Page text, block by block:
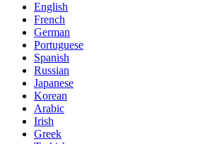
English
French
German
Portuguese
Spanish
Russian
Japanese
Korean
Arabic
Irish
Greek